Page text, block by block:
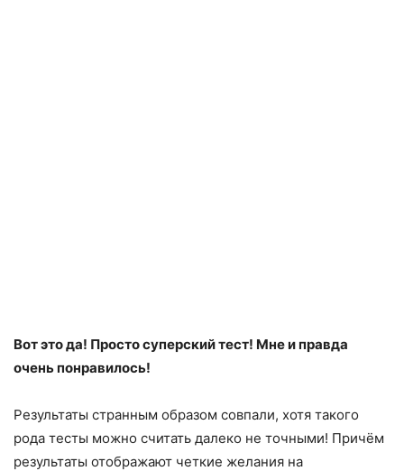
Вот это да! Просто суперский тест! Мне и правда
очень понравилось!
Результаты странным образом совпали, хотя такого
рода тесты можно считать далеко не точными! Причём
результаты отображают четкие желания на